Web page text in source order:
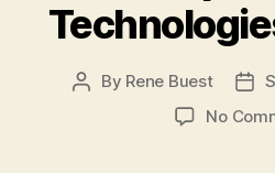
Post
By Rene Buest
No